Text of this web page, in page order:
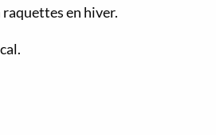
raquettes en hiver.